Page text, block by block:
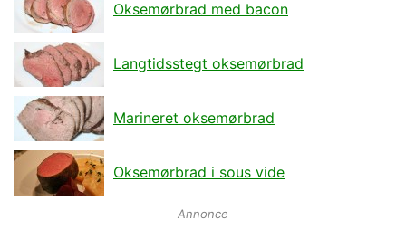
Oksemørbrad med bacon
Langtidsstegt oksemørbrad
Marineret oksemørbrad
Oksemørbrad i sous vide
Annonce